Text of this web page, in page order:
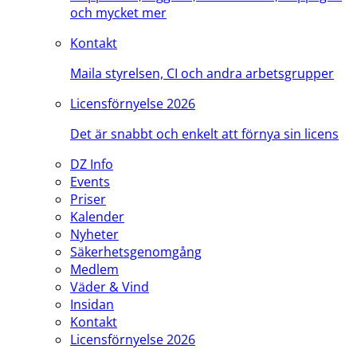
och mycket mer
Kontakt
Maila styrelsen, CI och andra arbetsgrupper
Licensförnyelse 2026
Det är snabbt och enkelt att förnya sin licens
DZ Info
Events
Priser
Kalender
Nyheter
Säkerhetsgenomgång
Medlem
Väder & Vind
Insidan
Kontakt
Licensförnyelse 2026